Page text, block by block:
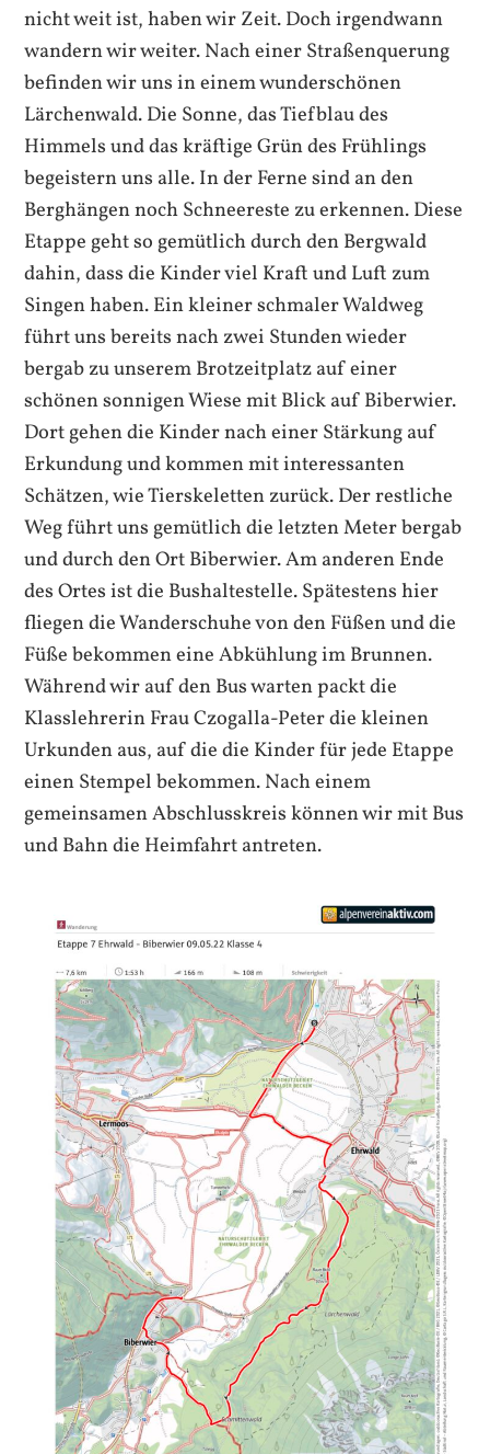
nicht weit ist, haben wir Zeit. Doch irgendwann
wandern wir weiter. Nach einer Straßenquerung
befinden wir uns in einem wunderschönen
Lärchenwald. Die Sonne, das Tiefblau des
Himmels und das kräftige Grün des Frühlings
begeistern uns alle. In der Ferne sind an den
Berghängen noch Schneereste zu erkennen. Diese
Etappe geht so gemütlich durch den Bergwald
dahin, dass die Kinder viel Kraft und Luft zum
Singen haben. Ein kleiner schmaler Waldweg
führt uns bereits nach zwei Stunden wieder
bergab zu unserem Brotzeitplatz auf einer
schönen sonnigen Wiese mit Blick auf Biberwier.
Dort gehen die Kinder nach einer Stärkung auf
Erkundung und kommen mit interessanten
Schätzen, wie Tierskeletten zurück. Der restliche
Weg führt uns gemütlich die letzten Meter bergab
und durch den Ort Biberwier. Am anderen Ende
des Ortes ist die Bushaltestelle. Spätestens hier
fliegen die Wanderschuhe von den Füßen und die
Füße bekommen eine Abkühlung im Brunnen.
Während wir auf den Bus warten packt die
Klasslehrerin Frau Czogalla-Peter die kleinen
Urkunden aus, auf die die Kinder für jede Etappe
einen Stempel bekommen. Nach einem
gemeinsamen Abschlusskreis können wir mit Bus
und Bahn die Heimfahrt antreten.